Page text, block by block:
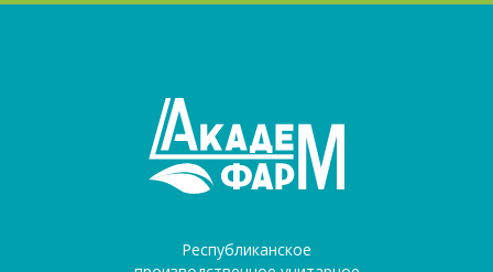
Республиканское